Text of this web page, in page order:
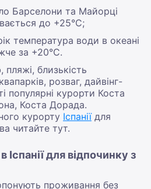
Барселони та Майорці
до +25°С;
температура води в океані
за +20°С.
пляжі, близькість
розваг, дайвінг-
популярні курорти Коста
Коста Дорада.
курорту Іспаніїдля
читайте тут.
Іспанії для відпочинку з
проживання без